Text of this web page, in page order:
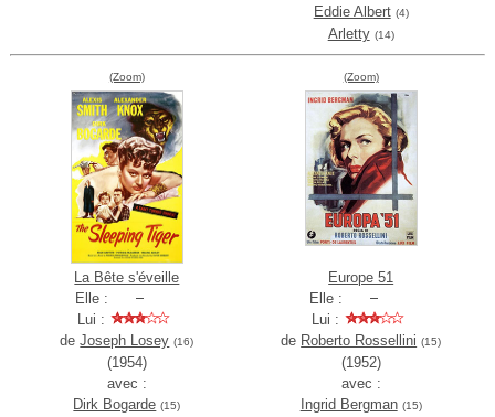
Eddie Albert (4)
Arletty (14)
(Zoom)
La Bête s'éveille
Elle :
Lui :
deJoseph Losey (16)
(1954)
avec :
Dirk Bogarde (15)
(Zoom)
Europe 51
Elle :
Lui :
de Roberto Rossellini (15)
(1952)
avec :
Ingrid Bergman (15)